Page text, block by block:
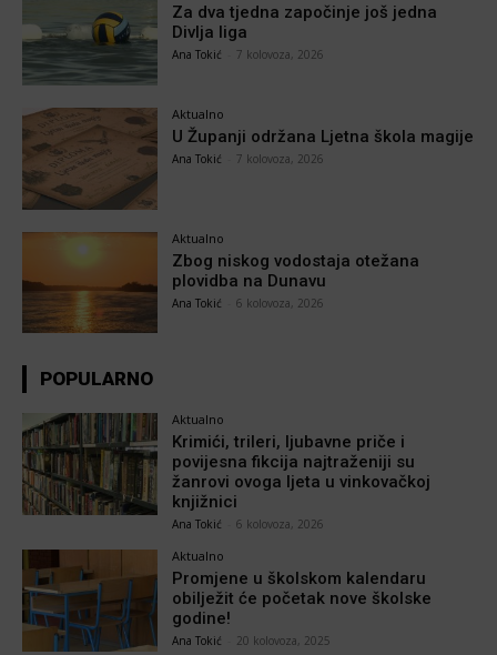
Za dva tjedna započinje još jedna
Divlja liga
Ana Tokić 7 kolovoza, 2026
Aktualno
U Županji održana Ljetna škola magije
Ana Tokić 7 kolovoza, 2026
Aktualno
Zbog niskog vodostaja otežana
plovidba na Dunavu
Ana Tokić 6 kolovoza, 2026
POPULARNO
Aktualno
Krimići, trileri, ljubavne priče i
povijesna fikcija najtraženiji su
žanrovi ovoga ljeta u vinkovačkoj
knjižnici
Ana Tokić 6 kolovoza, 2026
Aktualno
Promjene u školskom kalendaru
obilježit će početak nove školske
godine!
Ana Tokić 20 kolovoza, 2025